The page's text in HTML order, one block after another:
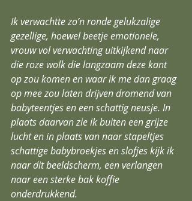
Ik verwachtte zo’n ronde gelukzalige
gezellige, hoewel beetje emotionele,
vrouw vol verwachting uitkijkend naar
die roze wolk die langzaam deze kant
op zou komen en waar ik me dan graag
op mee zou laten drijven dromend van
babyteentjes en een schattig neusje. In
plaats daarvan zie ik buiten een grijze
lucht en in plaats van naar stapeltjes
schattige babybroekjes en slofjes kijk ik
naar dit beeldscherm, een verlangen
naar een sterke bak koffie
onderdrukkend.